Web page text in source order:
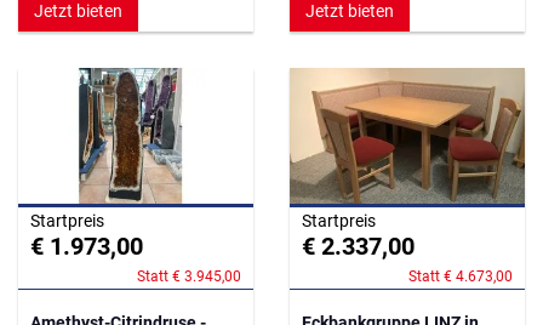
Jetzt bieten Jetzt bieten
Startpreis
€ 1.973,00
Statt € 3.945,00
Startpreis
€ 2.337,00
Statt € 4.673,00